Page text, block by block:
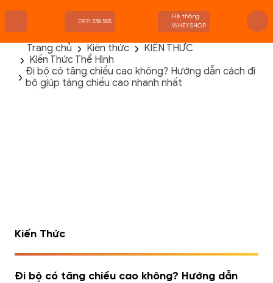
TRANG CHỦ
FLASH SALE
THANH LÝ
0971.338.585
Hệ thống
WHEYSHOP
Trang chủ Kiến thức
KIẾN THỨC
Kiến Thức Thể Hình
Đi bộ có tăng chiều cao không? Hướng dẫn cách đi
bộ giúp tăng chiều cao nhanh nhất
Kiến Thức
Đi bộ có tăng chiều cao không? Hướng dẫn